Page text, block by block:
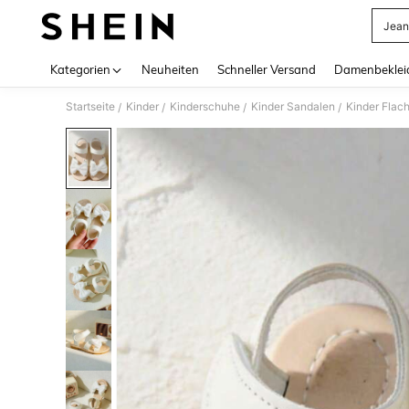
Kategorien Neuheiten Schneller Versand
Startseite / Kinder / Kinderschuhe / Kinder Sandalen / Kinder